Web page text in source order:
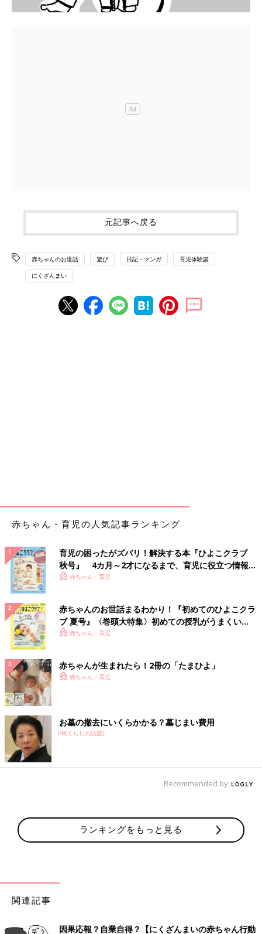
元記事へ戻る
赤ちゃんのお世話 遊び 日記・マンガ 育児体験談
にくざんまい
赤ちゃん・育児の人気記事ランキング
育児の困ったがズバリ！解決する本『ひよこクラブ
秋号』 4カ月～2才になるまで、育児に役立つ情報が
いっぱい！
赤ちゃん・育児
赤ちゃんのお世話まるわかり！『初めてのひよこクラ
ブ 夏号』〈巻頭大特集〉初めての授乳がうまくい
く！ おっぱい・ミルクの基本と夏のトラブル 解決テ
赤ちゃん・育児
赤ちゃんが生まれたら！2冊の「たまひよ」
赤ちゃん・育児
お墓の撤去にいくらかかる？墓じまい費用
PR(くらしの話題)
Recommended by
ランキングをもっと見る
関連記事
因果応報？自業自得？【にくざんまいの赤ちゃん行動